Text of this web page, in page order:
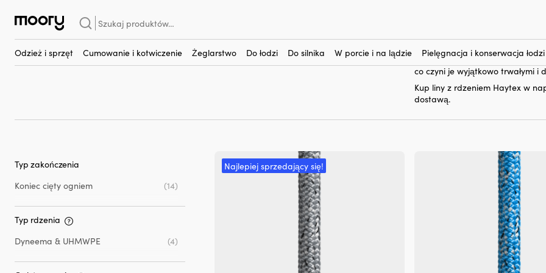
Szukaj:
Odzież i sprzęt Cumowanie i kotwiczenie Żeglarstwo Do łodzi Do silnika W porcie i na lądzie Pielęgnacja i konserwacja łodzi
Liny i sznury z rdzeniem Haytex (14)
wysokiej odporności na zużycie
niezawodną strukturę, co
szot. Wiele lin z rdzeniem
co czyni je wyjątkowo trwałymi i
Kup liny z rdzeniem Haytex w
dostawą.
Typ zakończenia
Koniec cięty ogniem
(14)
Typ rdzenia
Dyneema & UHMWPE
(4)
Najlepiej sprzedający się!